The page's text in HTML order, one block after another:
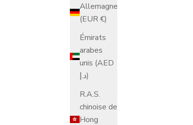
Allemagne
(EUR €)
Émirats
arabes
unis (AED
د.إ)
R.A.S.
chinoise de
Hong